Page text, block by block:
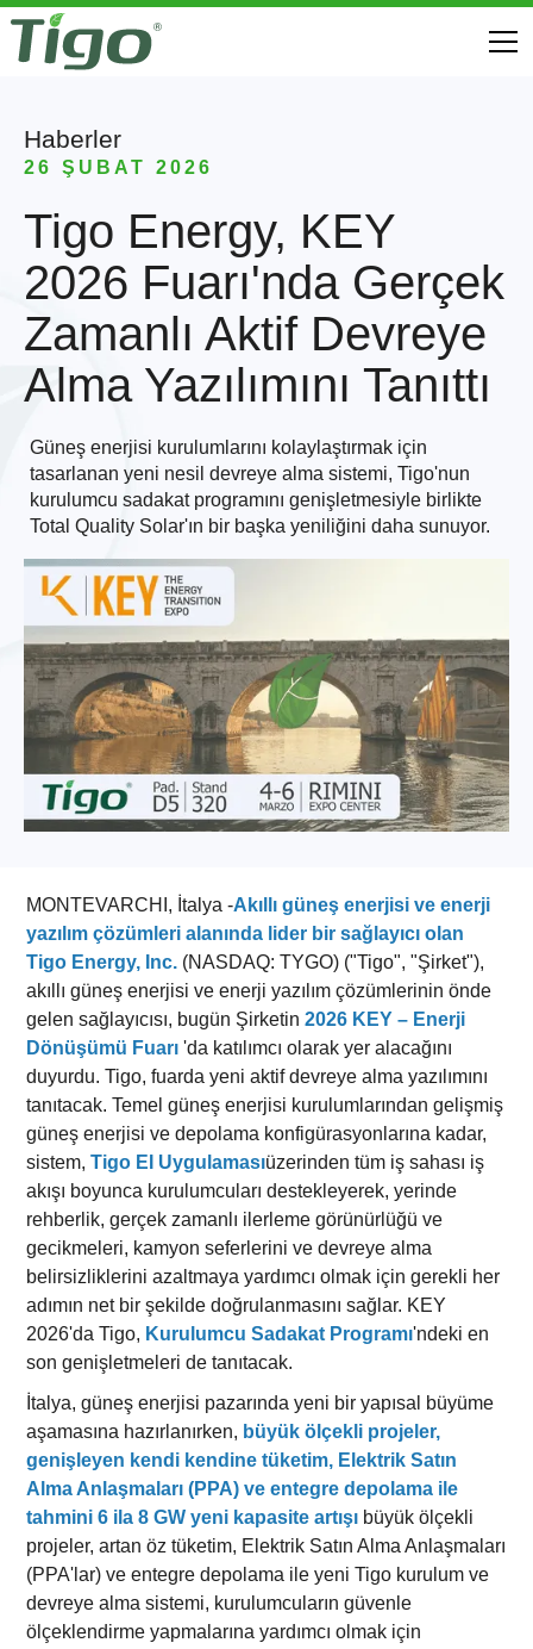
Haberler
26 ŞUBAT 2026
Tigo Energy, KEY
2026 Fuarı'nda Gerçek
Zamanlı Aktif Devreye
Alma Yazılımını Tanıttı
Güneş enerjisi kurulumlarını kolaylaştırmak için
tasarlanan yeni nesil devreye alma sistemi, Tigo'nun
kurulumcu sadakat programını genişletmesiyle birlikte
Total Quality Solar'ın bir başka yeniliğini daha sunuyor.
MONTEVARCHI, İtalya -Akıllı güneş enerjisi ve enerji
yazılım çözümleri alanında lider bir sağlayıcı olan
Tigo Energy, Inc. (NASDAQ: TYGO) ("Tigo", "Şirket"),
akıllı güneş enerjisi ve enerji yazılım çözümlerinin önde
gelen sağlayıcısı, bugün Şirketin2026 KEY – Enerji
Dönüşümü Fuarı 'da katılımcı olarak yer alacağını
duyurdu. Tigo, fuarda yeni aktif devreye alma yazılımını
tanıtacak. Temel güneş enerjisi kurulumlarından gelişmiş
güneş enerjisi ve depolama konfigürasyonlarına kadar,
sistem,Tigo EI Uygulamasıüzerinden tüm iş sahası iş
akışı boyunca kurulumcuları destekleyerek, yerinde
rehberlik, gerçek zamanlı ilerleme görünürlüğü ve
gecikmeleri, kamyon seferlerini ve devreye alma
belirsizliklerini azaltmaya yardımcı olmak için gerekli her
adımın net bir şekilde doğrulanmasını sağlar. KEY
2026'da Tigo, Kurulumcu Sadakat Programı'ndeki en
son genişletmeleri de tanıtacak.
İtalya, güneş enerjisi pazarında yeni bir yapısal büyüme
aşamasına hazırlanırken, büyük ölçekli projeler,
genişleyen kendi kendine tüketim, Elektrik Satın
Alma Anlaşmaları (PPA) ve entegre depolama ile
tahmini 6 ila 8 GW yeni kapasite artışı büyük ölçekli
projeler, artan öz tüketim, Elektrik Satın Alma Anlaşmaları
(PPA'lar) ve entegre depolama ile yeni Tigo kurulum ve
devreye alma sistemi, kurulumcuların güvenle
ölçeklendirme yapmalarına yardımcı olmak için